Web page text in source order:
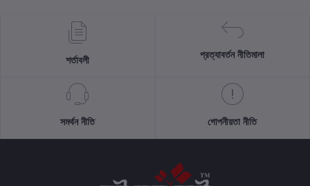
শর্তাবলী প্রত্যাবর্তন নীতিমালা
সমর্থন নীতি গোপনীয়তা নীতি